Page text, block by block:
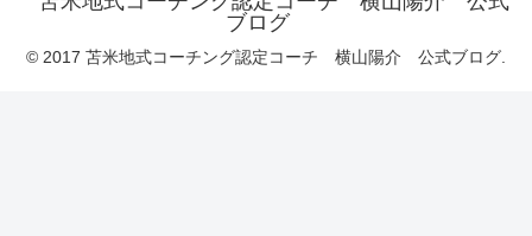
ブログ
© 2017 苫米地式コーチング認定コーチ 横山陽介 公式ブログ.